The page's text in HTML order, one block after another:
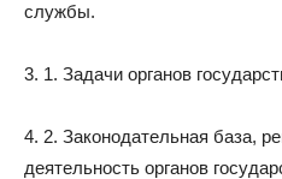
службы.
3. 1. Задачи органов
4. 2. Законодательная база,
деятельность органов